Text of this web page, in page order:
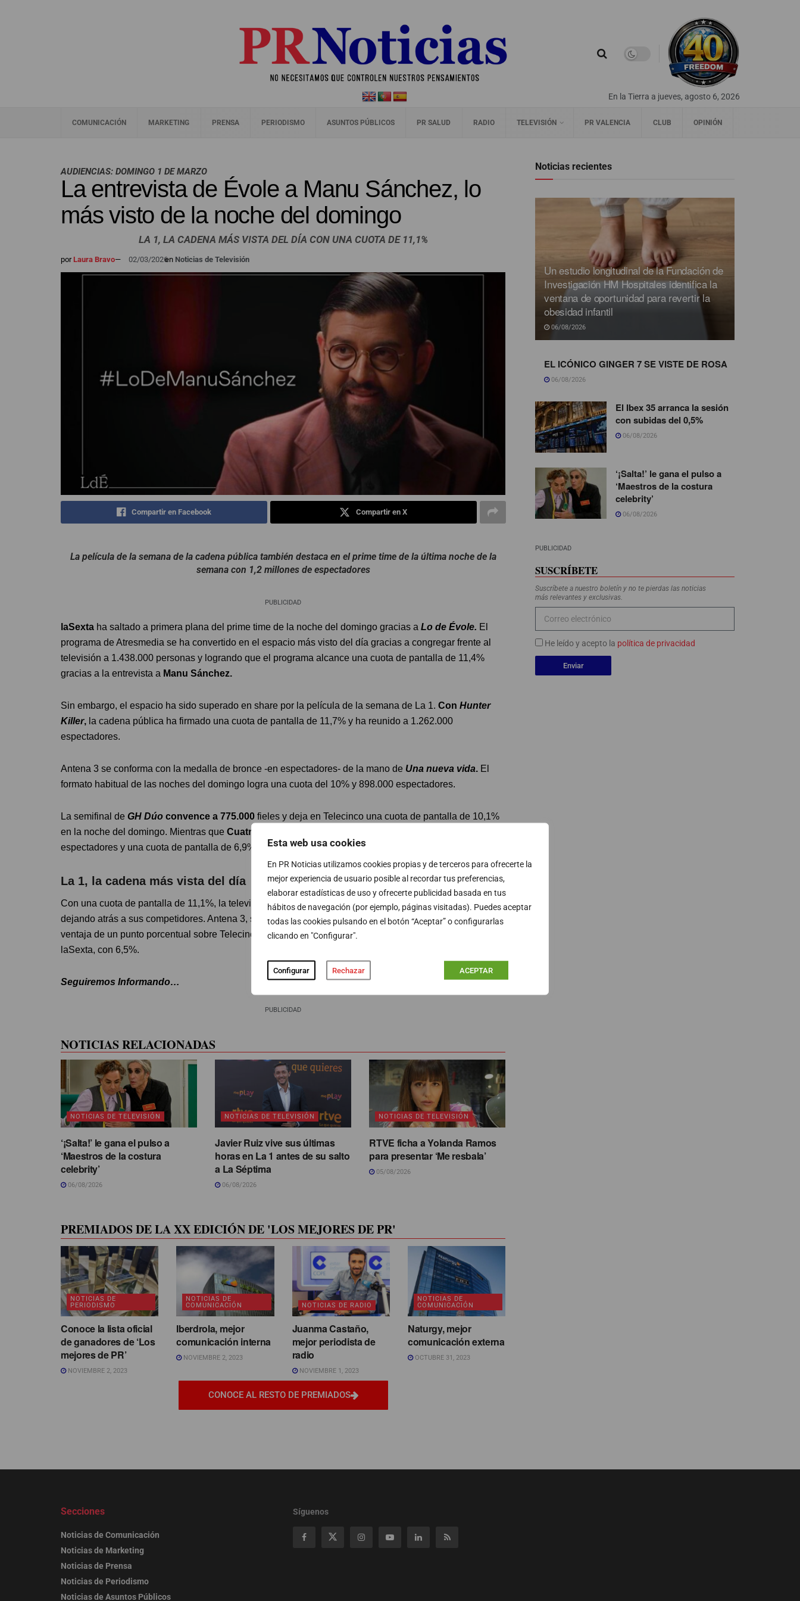
Esta web usa cookies
En PR Noticias utilizamos cookies propias y de terceros para ofrecerte la
mejor experiencia de usuario posible al recordar tus preferencias,
elaborar estadísticas de uso y ofrecerte publicidad basada en tus
hábitos de navegación (por ejemplo, páginas visitadas). Puedes aceptar
todas las cookies pulsando en el botón “Aceptar” o configurarlas
clicando en "Configurar".
Configurar Rechazar ACEPTAR
En la Tierra a jueves, agosto 6, 2026
COMUNICACIÓN MARKETING PRENSA PERIODISMO ASUNTOS PÚBLICOS PR SALUD RADIO TELEVISIÓN PR VALENCIA CLUB OPINIÓN
AUDIENCIAS: DOMINGO 1 DE MARZO
La entrevista de Évole a Manu Sánchez, lo
más visto de la noche del domingo
LA 1, LA CADENA MÁS VISTA DEL DÍA CON UNA CUOTA DE 11,1%
porLaura Bravo— 02/03/2026en Noticias de Televisión
Compartir en Facebook Compartir en X
La película de la semana de la cadena pública también destaca en el prime time de la última noche de la
semana con 1,2 millones de espectadores
PUBLICIDAD
laSexta ha saltado a primera plana del prime time de la noche del domingo gracias a Lo de Évole. El
programa de Atresmedia se ha convertido en el espacio más visto del día gracias a congregar frente al
televisión a 1.438.000 personas y logrando que el programa alcance una cuota de pantalla de 11,4%
gracias a la entrevista a Manu Sánchez.
Sin embargo, el espacio ha sido superado en share por la película de la semana de La 1. Con Hunter
Killer, la cadena pública ha firmado una cuota de pantalla de 11,7% y ha reunido a 1.262.000
espectadores.
Antena 3 se conforma con la medalla de bronce -en espectadores- de la mano de Una nueva vida. El
formato habitual de las noches del domingo logra una cuota del 10% y 898.000 espectadores.
La semifinal de GH Dúo convence a 775.000 fieles y deja en Telecinco una cuota de pantalla de 10,1%
en la noche del domingo. Mientras que Cuatro y
espectadores y una cuota de pantalla de 6,9%.
La 1, la cadena más vista del día
Con una cuota de pantalla de 11,1%, la televisión pública se corona como la más vista del domingo
dejando atrás a sus competidores. Antena 3, se coloca como la segunda opción con 9,5% con una
ventaja de un punto porcentual sobre Telecinco, con 8,5%. Además, Cuatro, con 6,9% se impone a
laSexta, con 6,5%.
Seguiremos Informando…
PUBLICIDAD
NOTICIAS RELACIONADAS
NOTICIAS DE TELEVISIÓN
‘¡Salta!’ le gana el pulso a
‘Maestros de la costura
celebrity’
06/08/2026
NOTICIAS DE TELEVISIÓN
Javier Ruiz vive sus últimas
horas en La 1 antes de su salto
a La Séptima
06/08/2026
NOTICIAS DE TELEVISIÓN
RTVE ficha a Yolanda Ramos
para presentar ‘Me resbala’
05/08/2026
PREMIADOS DE LA XX EDICIÓN DE 'LOS MEJORES DE PR'
NOTICIAS DE
PERIODISMO
Conoce la lista oficial
de ganadores de ‘Los
mejores de PR’
NOVIEMBRE 2, 2023
NOTICIAS DE
COMUNICACIÓN
Iberdrola, mejor
comunicación interna
NOVIEMBRE 2, 2023
NOTICIAS DE RADIO
Juanma Castaño,
mejor periodista de
radio
NOVIEMBRE 1, 2023
NOTICIAS DE
COMUNICACIÓN
Naturgy, mejor
comunicación externa
OCTUBRE 31, 2023
CONOCE AL RESTO DE PREMIADOS
Noticias recientes
Un estudio longitudinal de la Fundación de
Investigación HM Hospitales identifica la
ventana de oportunidad para revertir la
obesidad infantil
06/08/2026
EL ICÓNICO GINGER 7 SE VISTE DE ROSA
06/08/2026
El Ibex 35 arranca la sesión
con subidas del 0,5%
06/08/2026
‘¡Salta!’ le gana el pulso a
‘Maestros de la costura
celebrity’
06/08/2026
PUBLICIDAD
SUSCRÍBETE
Suscríbete a nuestro boletín y no te pierdas las noticias
más relevantes y exclusivas.
He leído y acepto la política de privacidad
Enviar
Secciones
Noticias de Comunicación
Noticias de Marketing
Noticias de Prensa
Noticias de Periodismo
Noticias de Asuntos Públicos
Síguenos